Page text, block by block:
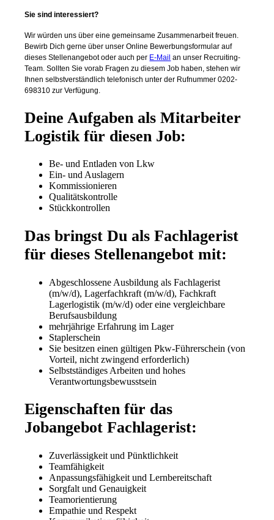
Sie sind interessiert?
Wir würden uns über eine gemeinsame Zusammenarbeit freuen.
Bewirb Dich gerne über unser Online Bewerbungsformular auf
dieses Stellenangebot oder auch per E-Mail an unser Recruiting-
Team. Sollten Sie vorab Fragen zu diesem Job haben, stehen wir
Ihnen selbstverständlich telefonisch unter der Rufnummer 0202-
698310 zur Verfügung.
Deine Aufgaben als Mitarbeiter
Logistik für diesen Job:
Be- und Entladen von Lkw
Ein- und Auslagern
Kommissionieren
Qualitätskontrolle
Stückkontrollen
Das bringst Du als Fachlagerist
für dieses Stellenangebot mit:
Abgeschlossene Ausbildung als Fachlagerist
(m/w/d), Lagerfachkraft (m/w/d), Fachkraft
Lagerlogistik (m/w/d) oder eine vergleichbare
Berufsausbildung
mehrjährige Erfahrung im Lager
Staplerschein
Sie besitzen einen gültigen Pkw-Führerschein (von
Vorteil, nicht zwingend erforderlich)
Selbstständiges Arbeiten und hohes
Verantwortungsbewusstsein
Eigenschaften für das
Jobangebot Fachlagerist:
Zuverlässigkeit und Pünktlichkeit
Teamfähigkeit
Anpassungsfähigkeit und Lernbereitschaft
Sorgfalt und Genauigkeit
Teamorientierung
Empathie und Respekt